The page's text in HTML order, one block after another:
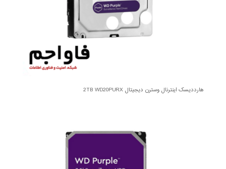
هارددیسک اینترنال وسترن دیجیتال 2TB WD20PURX